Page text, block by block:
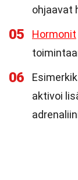
ohjaavat
05 Hormonit
06
aktivoi